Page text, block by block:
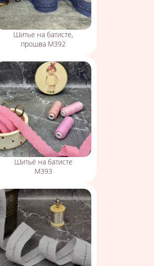
Шитье на батисте,
прошва М392
Шитьё на батисте
М393